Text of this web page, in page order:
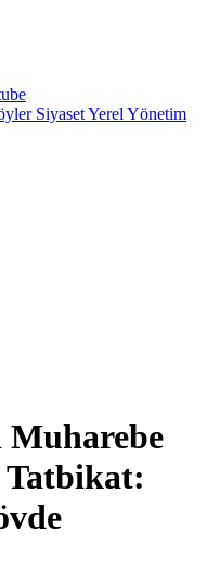
SiyasetYerel Yönetim
Muharebe
Tatbikat: